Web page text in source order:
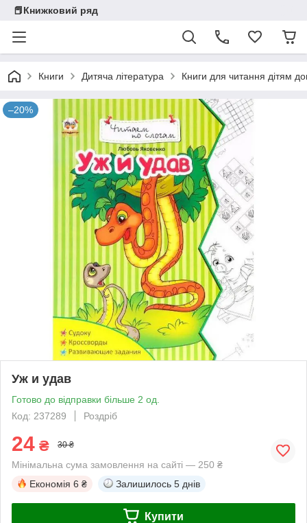
📕Книжковий ряд
Книги Дитяча література Книги для читання дітям
–20%
Уж и удав
Готово до відправки більше 2 од.
Код: 237289
Роздріб
24 ₴ 30 ₴
Мінімальна сума замовлення на сайті — 250 ₴
Економія 6 ₴ Залишилось 5 днів
Купити